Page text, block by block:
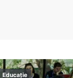
Educație